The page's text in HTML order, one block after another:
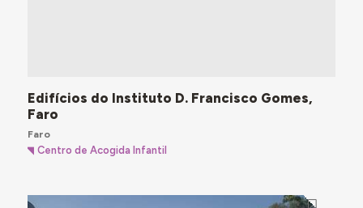
Edifícios do Instituto D. Francisco Gomes,
Faro
Faro
Centro de Acogida Infantil